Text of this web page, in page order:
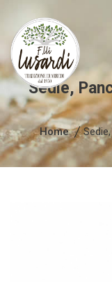
Sedie,
Home